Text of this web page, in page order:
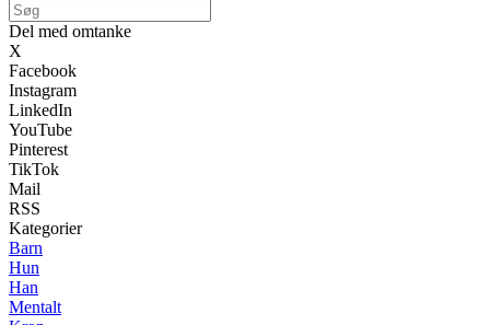
Del med omtanke
X
Facebook
Instagram
LinkedIn
YouTube
Pinterest
TikTok
Mail
RSS
Kategorier
Barn
Hun
Han
Mentalt